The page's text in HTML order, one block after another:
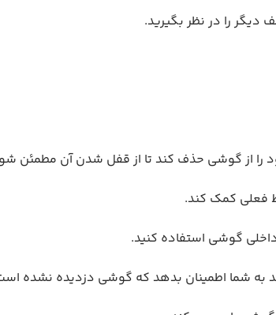
را در نظر بگیرید.
فعلی کمک کند.
به شما اطمینان بدهد که گوشی دزدیده نشده